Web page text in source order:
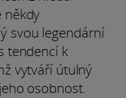
někdy
svou legendární
tendencí k
vytváří útulný
osobnost.